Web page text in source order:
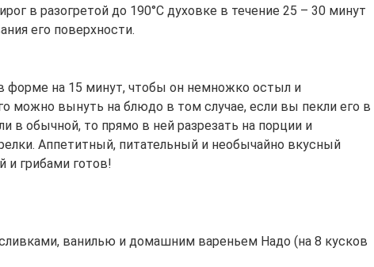
в разогретой до 190°С духовке в течение 25 – 30 минут
его поверхности.
форме на 15 минут, чтобы он немножко остыл и
можно вынуть на блюдо в том случае, если вы пекли его в
в обычной, то прямо в ней разрезать на порции и
Аппетитный, питательный и необычайно вкусный
и грибами готов!
ванилью и домашним вареньем Надо (на 8 кусков